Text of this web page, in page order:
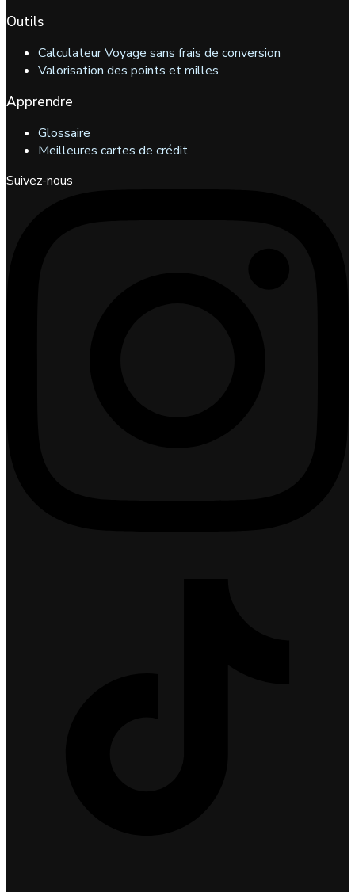
Outils
Calculateur Voyage sans frais de conversion
Valorisation des points et milles
Apprendre
Glossaire
Meilleures cartes de crédit
Suivez-nous